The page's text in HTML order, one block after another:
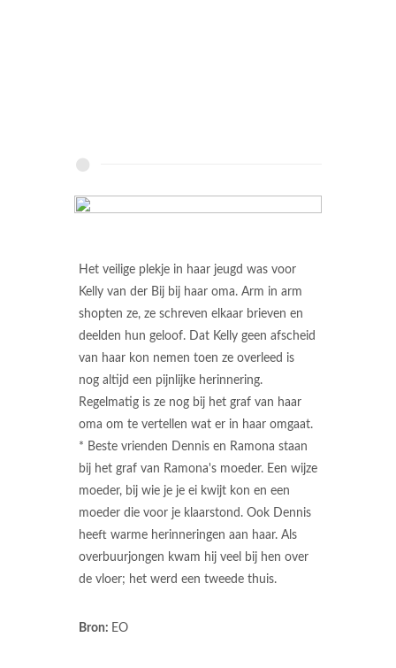
Het veilige plekje in haar jeugd was voor
Kelly van der Bij bij haar oma. Arm in arm
shopten ze, ze schreven elkaar brieven en
deelden hun geloof. Dat Kelly geen afscheid
van haar kon nemen toen ze overleed is
nog altijd een pijnlijke herinnering.
Regelmatig is ze nog bij het graf van haar
oma om te vertellen wat er in haar omgaat.
* Beste vrienden Dennis en Ramona staan
bij het graf van Ramona's moeder. Een wijze
moeder, bij wie je je ei kwijt kon en een
moeder die voor je klaarstond. Ook Dennis
heeft warme herinneringen aan haar. Als
overbuurjongen kwam hij veel bij hen over
de vloer; het werd een tweede thuis.
Bron: EO